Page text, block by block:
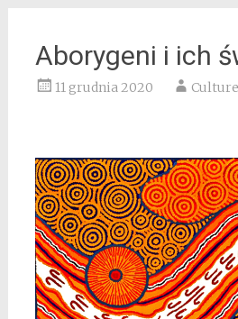
Aborygeni i ich
11 grudnia 2020